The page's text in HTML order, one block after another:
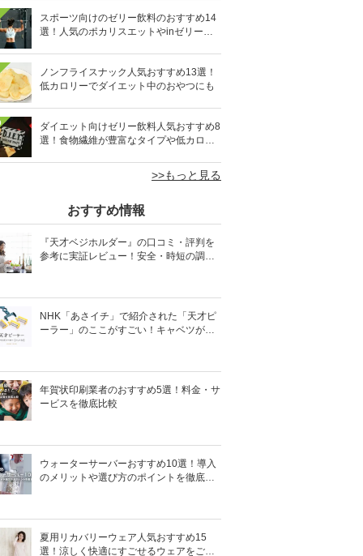
スポーツ向けのゼリー飲料のおすすめ14
選！人気のポカリスエットやinゼリーな
ノンフライスナック人気おすすめ13選！
低カロリーでダイエット中のおやつにも
ダイエット向けゼリー飲料人気おすすめ8
選！食物繊維が豊富なタイプや低カロリ
>>もっと見る
おすすめ情報
『天才ベジホルダー』の口コミ・評判を
参考に実証レビュー！安全・時短の調理
NHK「あさイチ」で紹介された「天才ピ
ーラー」のここがすごい！キャベツがほ
年賀状印刷業者のおすすめ5選！料金・サ
ービスを徹底比較
ウォーターサーバーおすすめ10選！導入
のメリットや選び方のポイントを徹底解
夏用リカバリーウェア人気おすすめ15
選！涼しく快適にすごせるウェアをご紹